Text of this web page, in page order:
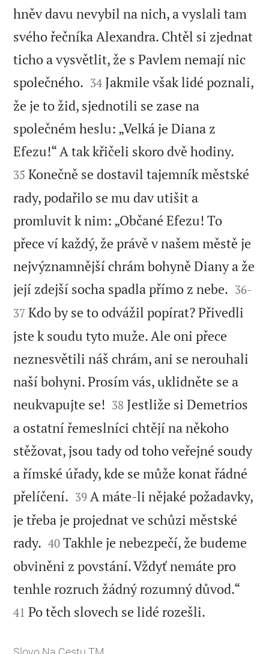
hněv davu nevybil na nich, a vyslali tam
svého řečníka Alexandra. Chtěl si zjednat
ticho a vysvětlit, že s Pavlem nemají nic
společného. 

34 Jakmile však lidé poznali,
že je to žid, sjednotili se zase na
společném heslu: „Velká je Diana z
Efezu!“ A tak křičeli skoro dvě hodiny.
35 Konečně se dostavil tajemník městské
rady, podařilo se mu dav utišit a
promluvit k nim: „Občané Efezu! To
přece ví každý, že právě v našem městě je
nejvýznamnější chrám bohyně Diany a že
její zdejší socha spadla přímo z nebe. 

36-
37 Kdo by se to odvážil popírat? Přivedli
jste k soudu tyto muže. Ale oni přece
neznesvětili náš chrám, ani se nerouhali
naší bohyni. Prosím vás, uklidněte se a
neukvapujte se! 

38 Jestliže si Demetrios
a ostatní řemeslníci chtějí na někoho
stěžovat, jsou tady od toho veřejné soudy
a římské úřady, kde se může konat řádné
přelíčení. 

39 A máte-li nějaké požadavky,
je třeba je projednat ve schůzi městské
rady. 

40 Takhle je nebezpečí, že budeme
obviněni z povstání. Vždyť nemáte pro
tenhle rozruch žádný rozumný důvod.“
41 Po těch slovech se lidé rozešli.